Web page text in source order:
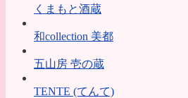
くまもと酒蔵
和collection 美都
五山房 壱の蔵
TENTE (てんて)